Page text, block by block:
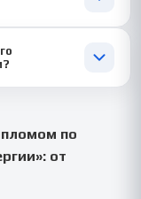
о явках
Yaware, Kickidler)
мобильного
отмечать
свои KPI прямо с
разделах:
по
от